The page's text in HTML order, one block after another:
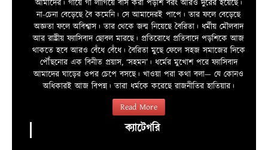
আমাদের। গায়ে গা লাগিয়ে বাস করা পড়শি বরং আরও দুরের হয়েছে।
না-চেনা বেড়েছে বৈ কমেনি। সে আমাদেরই পাপে। তার ফলে বেড়েছে
অজ্ঞতা ফলে অবিশ্বাস। তার থেকে জন্ম নিয়েছে বৈরিতা। ধর্মীয় মৌলবাদ
আর রাষ্ট্রীয় ফ্যাসিবাদ ছোবল মারছে। প্রতিরোধে প্রতিবাদে পড়শিকে আজ
থাকতে হবে আরও বেঁধে বেঁধে। বৈরিতা মুছে ফেলে সহজ সমাজের দিকে
পৌঁছনোর এক বিনীত প্রয়াস, ‘সহমন’। ধর্মের মুখোশ পরে ফ্যাসিবাদ
আমাদের ঘাড়ের ওপর চেপে বসছে। খাওয়া পরা কথা বলা—­­ যে কোনও
অধিকারই আজ বিপন্ন। তারা ধর্মকে করেছে রাজনীতির হাতিয়ার।
Read More
ক্যাটেগরি